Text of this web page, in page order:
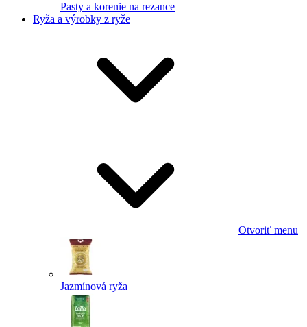
Pasty a korenie na rezance
Ryža a výrobky z ryže
Otvoriť menu
Jazmínová ryža